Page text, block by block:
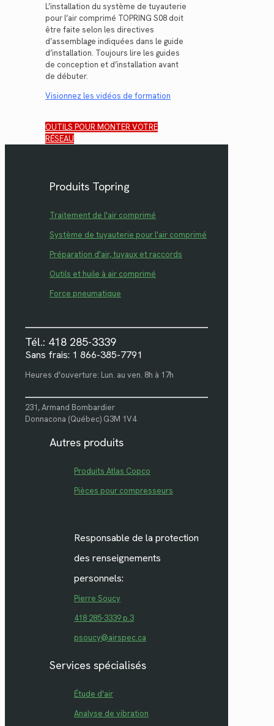
L’installation du système de tuyauterie
pour l’air comprimé TOPRING S08 doit
être faite selon les directives
d’assemblage indiquées dans le guide
d’installation. Toujours lire les guides
de conception et d’installation avant
de débuter.
Visionnez les vidéos de formation
OUTILS POUR MONTER VOTRE
RÉSEAU
Produits Topring
Traitement de l'air comprimé
Système de tuyauterie pour l'air comprimé
Préparation d'air, tuyaux et raccords
Outils et huile à air comprimé
Force pneumatique
Tél.: 418 285-3339
Sans frais: 1 866-385-7791
Heures d'ouverture: Lun. au ven. 8h à 17h
231, Armand Bombardier
Donnacona (Québec) G3M 1V4
Autres produits
Produits Atlas Copco
Pièces pour compresseurs
Responsable de la protection
des renseignements
personnels:
Pierre Soucy
418 285-3339 p.3
psoucy@airspec.ca
Services spécialisés
Étude d'air
Analyse de vibration